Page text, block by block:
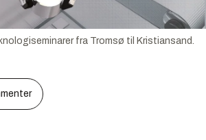
fra Tromsø til Kristiansand.